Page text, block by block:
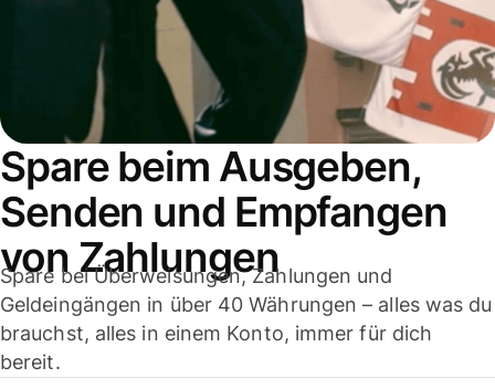
Spare beim Ausgeben,
Senden und Empfangen
von Zahlungen
Spare bei Überweisungen, Zahlungen und
Geldeingängen in über 40 Währungen – alles was du
brauchst, alles in einem Konto, immer für dich
bereit.